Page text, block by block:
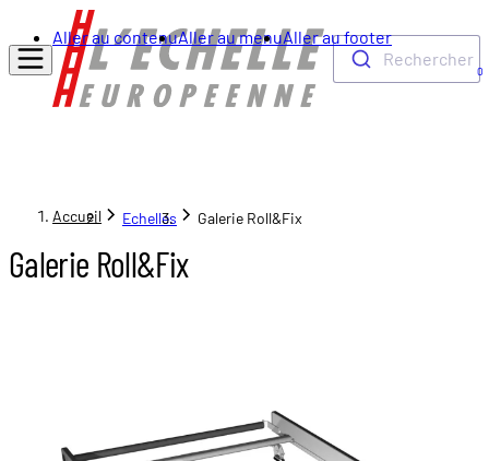
Aller au contenuAller au menuAller au footer
Rechercher
0
Accueil Echelles Galerie Roll&Fix
Galerie Roll&Fix